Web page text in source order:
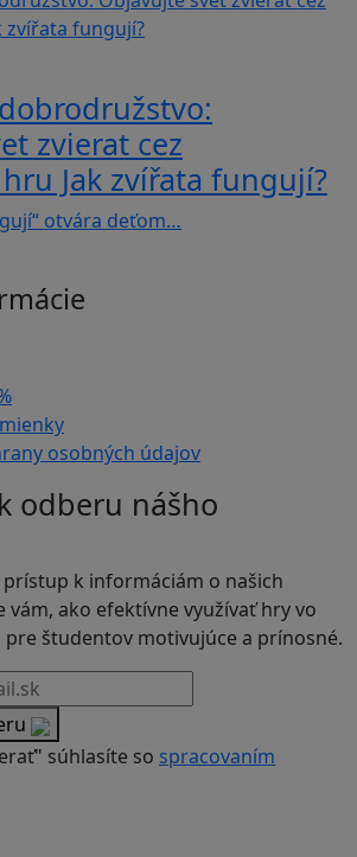
zvierat cez
Jak zvířata fungují?
otvára deťom…
osobných údajov
odberu nášho
k informáciám o našich
vám, ako efektívne využívať hry vo
pre študentov motivujúce a prínosné.
súhlasíte so spracovaním